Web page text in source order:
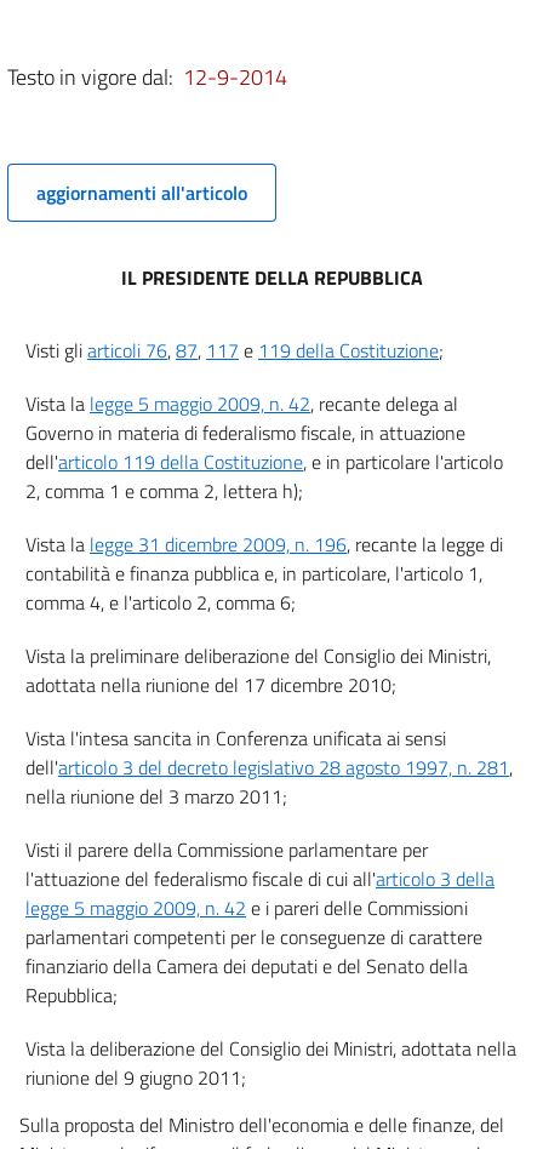
7
10
11
11 bis
11 quater
12
13
14
15
16
17
18 bis
Principi contabili generali e applicati per il settore sanitario
19
21
22
23
24
26
28
Testo in vigore dal: 12-9-2014
aggiornamenti all'articolo
IL PRESIDENTE DELLA REPUBBLICA
Visti gliarticoli 76,87, 117 e 119 della Costituzione;
Vista la legge 5 maggio 2009, n. 42, recante delega al
Governo in materia di federalismo fiscale, in attuazione
dell'articolo 119 della Costituzione, e in particolare l'articolo
2, comma 1 e comma 2, lettera h);
Vista la legge 31 dicembre 2009, n. 196, recante la legge di
contabilità e finanza pubblica e, in particolare, l'articolo 1,
comma 4, e l'articolo 2, comma 6;
Vista la preliminare deliberazione del Consiglio dei Ministri,
adottata nella riunione del 17 dicembre 2010;
Vista l'intesa sancita in Conferenza unificata ai sensi
dell'articolo 3 del decreto legislativo 28 agosto 1997, n. 281,
nella riunione del 3 marzo 2011;
Visti il parere della Commissione parlamentare per
l'attuazione del federalismo fiscale di cui all'articolo 3 della
legge 5 maggio 2009, n. 42 e i pareri delle Commissioni
parlamentari competenti per le conseguenze di carattere
finanziario della Camera dei deputati e del Senato della
Repubblica;
Vista la deliberazione del Consiglio dei Ministri, adottata nella
riunione del 9 giugno 2011;
Sulla proposta del Ministro dell'economia e delle finanze, del